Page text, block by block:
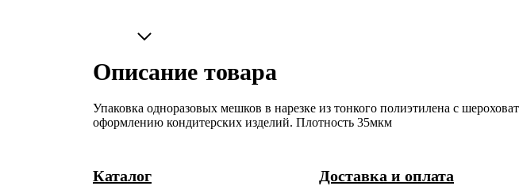
Описание товара
Упаковка одноразовых мешков в нарезке из тонкого полиэтилена с
оформлению кондитерских изделий. Плотность 35мкм
Каталог Доставка и оплата